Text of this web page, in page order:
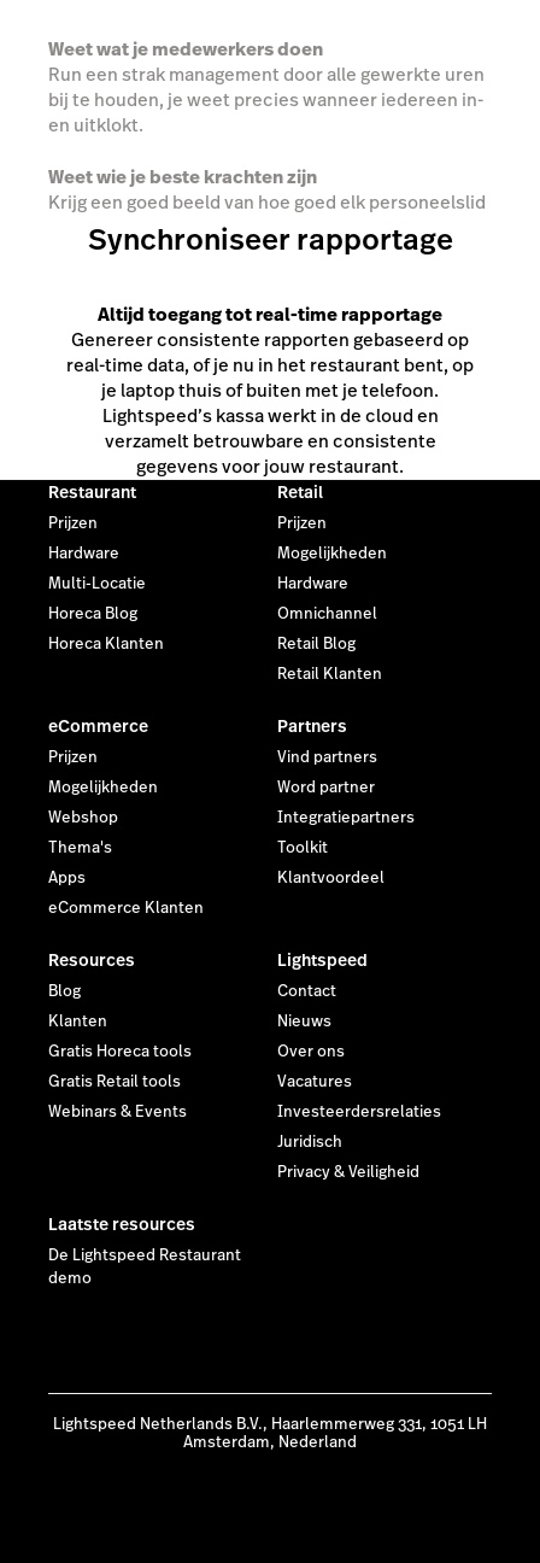
Weet wat je medewerkers doen
Run een strak management door alle gewerkte uren
bij te houden, je weet precies wanneer iedereen in-
en uitklokt.
Weet wie je beste krachten zijn
Krijg een goed beeld van hoe goed elk personeelslid
presenteert. De werkrapportage die je kunt
genereren met behulp van onze kassasoftware geeft
tafels ze draaien en hoeveel winst die ze genereren.
Synchroniseer rapportage
Altijd toegang tot real-time rapportage
Genereer consistente rapporten gebaseerd op
real-time data, of je nu in het restaurant bent, op
je laptop thuis of buiten met je telefoon.
Lightspeed’s kassa werkt in de cloud en
verzamelt betrouwbare en consistente
gegevens voor jouw restaurant.
Restaurant
Prijzen
Hardware
Multi-Locatie
Horeca Blog
Horeca Klanten
Retail
Prijzen
Mogelijkheden
Hardware
Omnichannel
Retail Blog
Retail Klanten
eCommerce
Prijzen
Mogelijkheden
Webshop
Thema's
Apps
eCommerce Klanten
Partners
Vind partners
Word partner
Integratiepartners
Toolkit
Klantvoordeel
Resources
Blog
Klanten
Gratis Horeca tools
Gratis Retail tools
Webinars & Events
Lightspeed
Contact
Nieuws
Over ons
Vacatures
Investeerdersrelaties
Juridisch
Privacy & Veiligheid
Laatste resources
De Lightspeed Restaurant
demo
Lightspeed Netherlands B.V., Haarlemmerweg 331, 1051 LH
Amsterdam, Nederland